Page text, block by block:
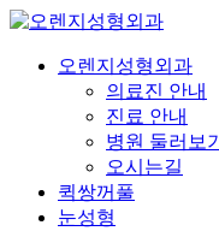
오렌지성형외과
의료진 안내
진료 안내
병원 둘러보기
오시는길
퀵쌍꺼풀
눈성형